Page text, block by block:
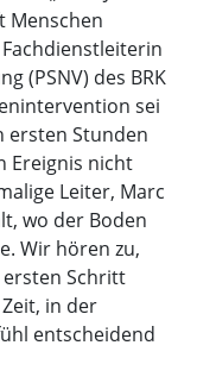
Menschen
(PSNV) des BRK
sei
ersten Stunden
Ereignis nicht
Leiter, Marc
wo der Boden
Wir hören zu,
Schritt
in der
entscheidend